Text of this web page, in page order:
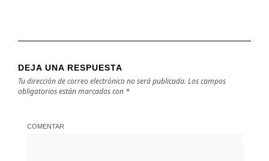
DEJA UNA RESPUESTA
Tu dirección de correo electrónico no será publicada. Los campos
obligatorios están marcados con *
COMENTAR